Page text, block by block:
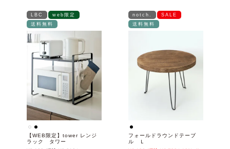
LBC
web限定
送料無料
【WEB限定】tower レンジ
ラック タワー
notch.
SALE
送料無料
フォールドラウンドテーブ
ル Ｌ